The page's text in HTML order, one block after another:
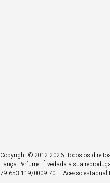
Copyright © 2012-2026. Todos os
Lança Perfume. É vedada a sua
79.653.119/0009-70 – Acesso estadual